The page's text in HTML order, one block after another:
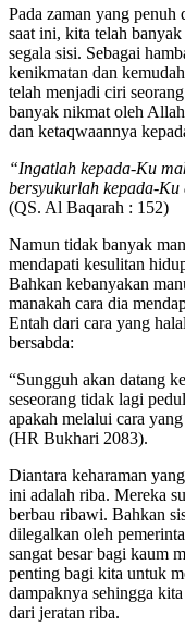
Pada zaman yang penuh
saat ini, kita telah
segala sisi. Sebagai
kenikmatan dan
telah menjadi ciri
banyak nikmat oleh
dan ketaqwaannya
“Ingatlah kepada-Ku
bersyukurlah kepada-
(QS. Al Baqarah : 152)
Namun tidak banyak
mendapati kesulitan
Bahkan kebanyakan
manakah cara dia
Entah dari cara yang
bersabda:
“Sungguh akan datang
seseorang tidak lagi
apakah melalui cara
(HR Bukhari 2083).
Diantara keharaman
ini adalah riba. Mereka
berbau ribawi. Bahkan
dilegalkan oleh
sangat besar bagi kaum
penting bagi kita untuk
dampaknya sehingga
dari jeratan riba.